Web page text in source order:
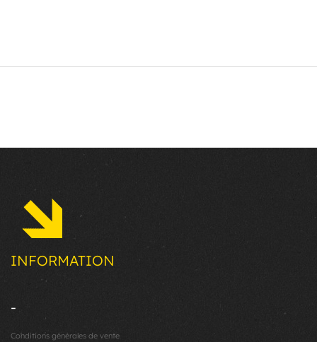
INFORMATION
-
Conditions générales de vente